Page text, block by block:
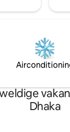
Dhaka